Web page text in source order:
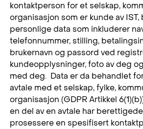
kontaktperson for et selskap,
organisasjon som er kunde av
personlige data som inkluderer
telefonnummer, stilling,
brukernavn og passord ved
kundeopplysninger, foto av deg
med deg. Data er da behandlet
avtale med et selskap, fylke,
organisasjon (GDPR Artikkel
en del av en avtale har
prosessere en spesifisert